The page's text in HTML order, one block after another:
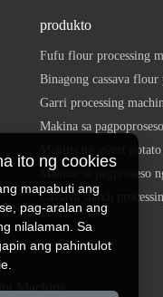
produkto
Fufu flour processing
Binagong cassava flour
Garri processing
Makina ng sweet
Makina sa pagproseso
Cassava starch
Machine
ito ng cookies
mapabuti ang
pag-aralan ang
nilalaman. Sa
ang pahintulot